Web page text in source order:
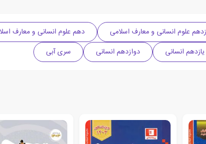
علوم انسانی و معارف اسلامی دهم علوم انسانی و معارف
یازدهم انسانی دوازدهم انسانی سری آبی